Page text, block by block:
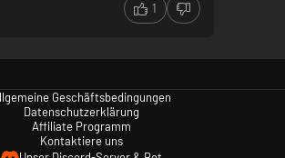
1
Geschäftsbedingungen
Datenschutzerklärung
Affiliate Programm
Kontaktiere uns